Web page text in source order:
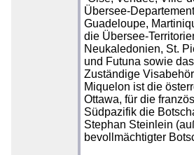
Übersee-
Guadeloupe,
die Übersee-
Neukaledonien, St.
und Futuna sowie
Zuständige
Miquelon ist die
Ottawa, für die
Südpazifik die
Stephan Steinlein
bevollmächtigter